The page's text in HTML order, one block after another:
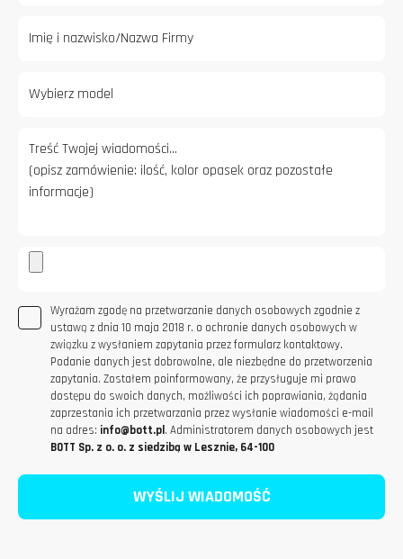
Wyrażam zgodę na przetwarzanie danych osobowych zgodnie z
ustawą z dnia 10 maja 2018 r. o ochronie danych osobowych w
związku z wysłaniem zapytania przez formularz kontaktowy.
Podanie danych jest dobrowolne, ale niezbędne do przetworzenia
zapytania. Zostałem poinformowany, że przysługuje mi prawo
dostępu do swoich danych, możliwości ich poprawiania, żądania
zaprzestania ich przetwarzania przez wysłanie wiadomości e-mail
na adres: info@bott.pl . Administratorem danych osobowych jest
BOTT Sp. z o. o. z siedzibą w Lesznie, 64-100